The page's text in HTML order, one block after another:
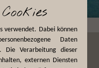
verwendet. Dabei können
Daten
Die Verarbeitung dieser
externen Diensten